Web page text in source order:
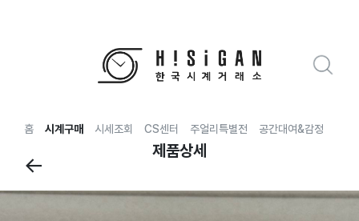
홈 시계구매 시세조회 CS센터 주얼리특별전 공간대여&감정
←
제품상세